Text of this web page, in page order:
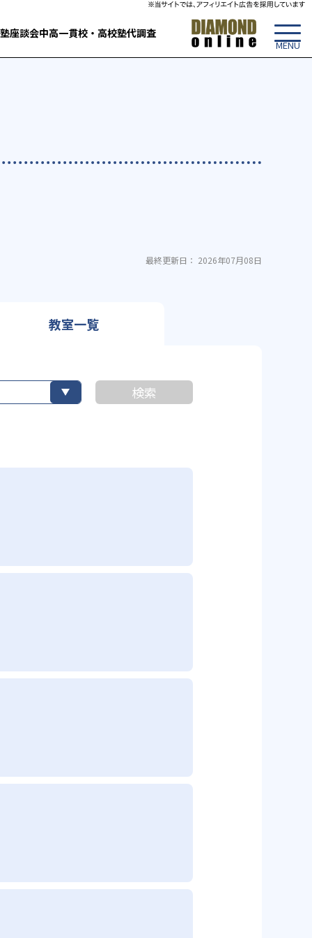
座談会中高一貫校・高校塾代調査
最終更新日： 2026年07月08日
教室一覧
検索